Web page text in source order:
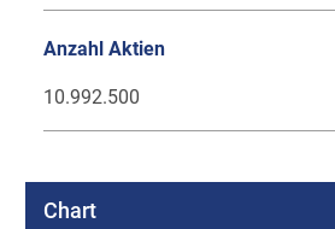
Anzahl Aktien
10.992.500
Chart